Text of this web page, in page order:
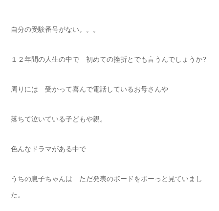
自分の受験番号がない。。。
１２年間の人生の中で 初めての挫折とでも言うんでしょうか?
周りには 受かって喜んで電話しているお母さんや
落ちて泣いている子どもや親。
色んなドラマがある中で
うちの息子ちゃんは ただ発表のボードをボーっと見ていまし
た。